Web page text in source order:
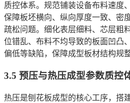
质控体系。规范铺装设备布料速度
保障板坯横向、纵向厚度一致、密
疏松问题。细化表层细料、芯层粗
位错乱、布料不均导致的板面凹凸
偏低等缺陷，保障成型板材结构规
3.5 预压与热压成型参数质控
热压是刨花板成型的核心工序，搭